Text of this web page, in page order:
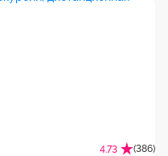
4.73 (386)